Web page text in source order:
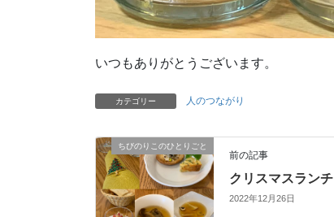
いつもありがとうございます。
カテゴリー 人のつながり
ちびのりこのひとりごと
前の記事
クリスマスランチ
2022年12月26日